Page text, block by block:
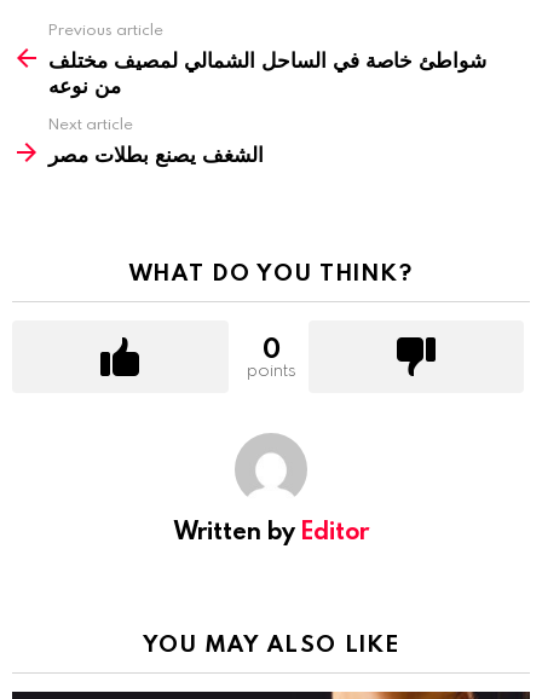
Previous article
شواطئ خاصة في الساحل الشمالي لمصيف مختلف
من نوعه
Next article
الشغف يصنع بطلات مصر
WHAT DO YOU THINK?
0
points
Written by Editor
YOU MAY ALSO LIKE